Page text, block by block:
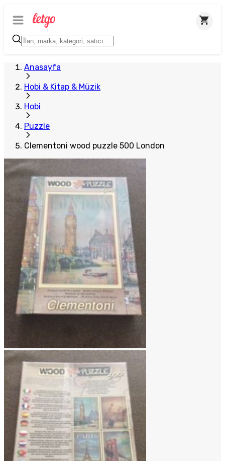
Anasayfa
Hobi & Kitap & Müzik
Hobi
Puzzle
Clementoni wood puzzle 500 London